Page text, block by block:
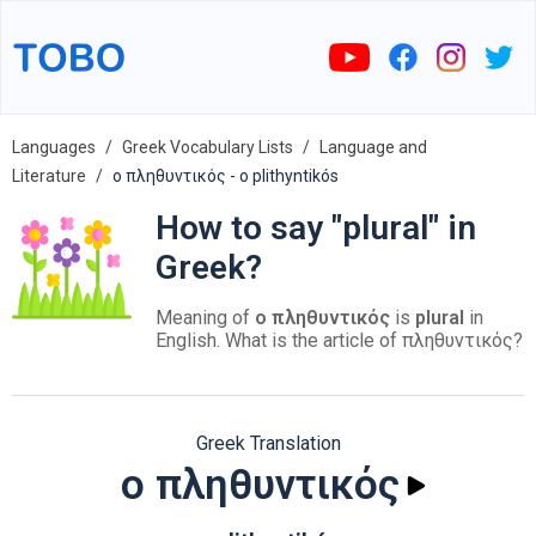
Languages Greek Vocabulary Lists
Language and
Literature
ο πληθυντικός - o plithyntikós
How to say "plural" in
Greek?
Meaning of ο πληθυντικός is plural in
English. What is the article of πληθυντικός?
Greek Translation
ο πληθυντικός